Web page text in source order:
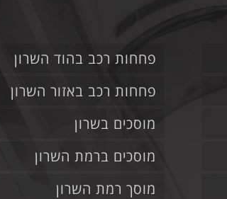
פחחות רכב בהוד השרון
פחחות רכב באזור השרון
מוסכים בשרון
מוסכים ברמת השרון
מוסך רמת השרון